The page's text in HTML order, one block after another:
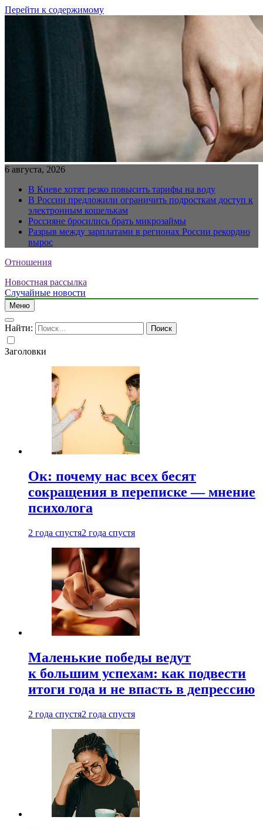
Перейти к содержимому
6 августа, 2026
В Киеве хотят резко повысить тарифы на воду
В России предложили ограничить подросткам доступ к
электронным кошелькам
Россияне бросились брать микрозаймы
Разрыв между зарплатами в регионах России рекордно
вырос
Отношения
Новостная рассылка
Случайные новости
Меню
Найти:
Заголовки
Ок: почему нас всех бесят
сокращения в переписке — мнение
психолога
2 года спустя2 года спустя
Маленькие победы ведут
к большим успехам: как подвести
итоги года и не впасть в депрессию
2 года спустя2 года спустя